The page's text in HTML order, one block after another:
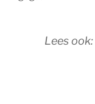
Lees ook: